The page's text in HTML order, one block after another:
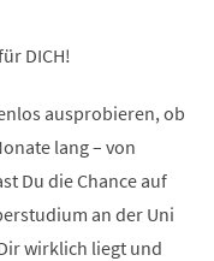
DICH!
ausprobieren, ob
lang – von
Du die Chance auf
an der Uni
wirklich liegt und